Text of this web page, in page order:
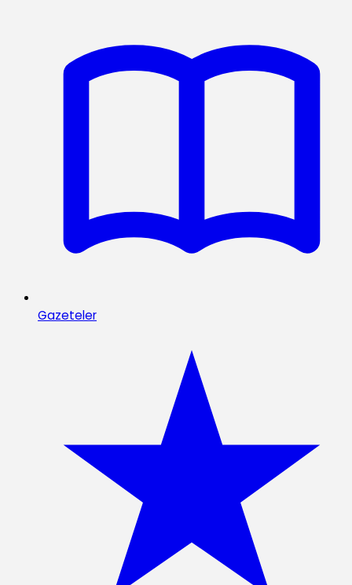
Gazeteler